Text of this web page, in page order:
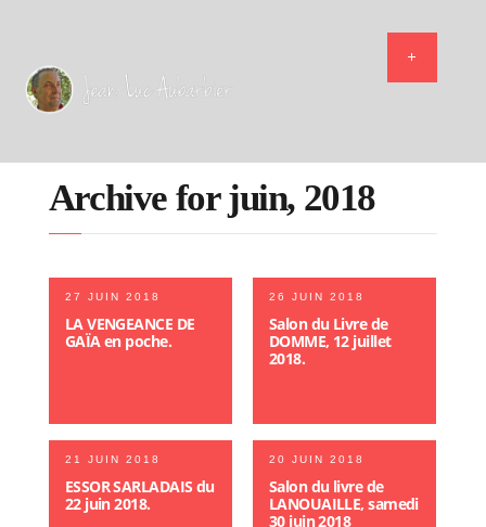
Archive for juin, 2018
27 JUIN 2018
LA VENGEANCE DE
GAÏA en poche.
26 JUIN 2018
Salon du Livre de
DOMME, 12 juillet
2018.
21 JUIN 2018
ESSOR SARLADAIS du
22 juin 2018.
20 JUIN 2018
Salon du livre de
LANOUAILLE, samedi
30 juin 2018